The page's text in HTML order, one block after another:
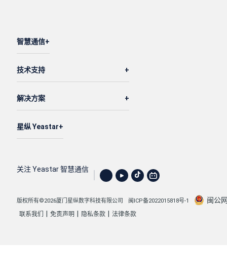
智慧通信
技术支持
解决方案
星纵 Yeastar
关注 Yeastar 智慧通信
版权所有©2026厦门星纵数字科技有限公司 闽ICP备2022015818号-1 闽公
联系我们 免责声明 隐私条款 法律条款